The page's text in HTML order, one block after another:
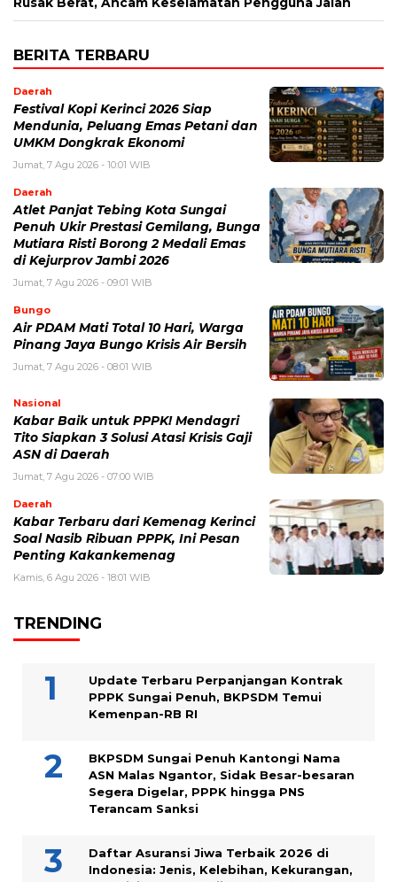
Rusak Berat, Ancam Keselamatan Pengguna Jalan
BERITA TERBARU
Daerah
Festival Kopi Kerinci 2026 Siap
Mendunia, Peluang Emas Petani dan
UMKM Dongkrak Ekonomi
Jumat, 7 Agu 2026 - 10:01 WIB
Daerah
Atlet Panjat Tebing Kota Sungai
Penuh Ukir Prestasi Gemilang, Bunga
Mutiara Risti Borong 2 Medali Emas
di Kejurprov Jambi 2026
Jumat, 7 Agu 2026 - 09:01 WIB
Bungo
Air PDAM Mati Total 10 Hari, Warga
Pinang Jaya Bungo Krisis Air Bersih
Jumat, 7 Agu 2026 - 08:01 WIB
Nasional
Kabar Baik untuk PPPK! Mendagri
Tito Siapkan 3 Solusi Atasi Krisis Gaji
ASN di Daerah
Jumat, 7 Agu 2026 - 07:00 WIB
Daerah
Kabar Terbaru dari Kemenag Kerinci
Soal Nasib Ribuan PPPK, Ini Pesan
Penting Kakankemenag
Kamis, 6 Agu 2026 - 18:01 WIB
TRENDING
Update Terbaru Perpanjangan Kontrak
PPPK Sungai Penuh, BKPSDM Temui
Kemenpan-RB RI
BKPSDM Sungai Penuh Kantongi Nama
ASN Malas Ngantor, Sidak Besar-besaran
Segera Digelar, PPPK hingga PNS
Terancam Sanksi
Daftar Asuransi Jiwa Terbaik 2026 di
Indonesia: Jenis, Kelebihan, Kekurangan,